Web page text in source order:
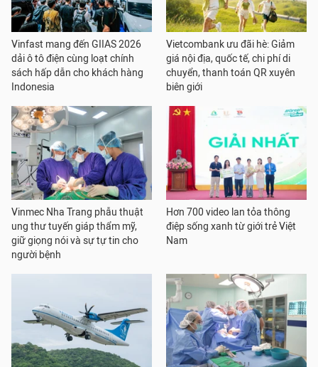
Vinfast mang đến GIIAS 2026
dải ô tô điện cùng loạt chính
sách hấp dẫn cho khách hàng
Indonesia
Vietcombank ưu đãi hè: Giảm
giá nội địa, quốc tế, chi phí di
chuyển, thanh toán QR xuyên
biên giới
Vinmec Nha Trang phẫu thuật
ung thư tuyến giáp thẩm mỹ,
giữ giọng nói và sự tự tin cho
người bệnh
Hơn 700 video lan tỏa thông
điệp sống xanh từ giới trẻ Việt
Nam